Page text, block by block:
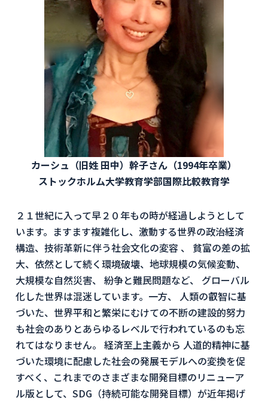
カーシュ（旧姓 田中）幹子さん（1994年卒業）
ストックホルム大学教育学部国際比較教育学
２１世紀に入って早２０年もの時が経過しようとして
います。ますます複雑化し、激動する世界の政治経済
構造、技術革新に伴う社会文化の変容 、 貧富の差の拡
大、依然として続く環境破壊、地球規模の気候変動、
大規模な自然災害、 紛争と難民問題など、 グローバル
化した世界は混迷しています。一方、 人類の叡智に基
づいた、世界平和と繁栄にむけての不断の建設的努力
も社会のありとあらゆるレベルで行われているのも忘
れてはなりません。 経済至上主義から 人道的精神に基
づいた環境に配慮した社会の発展モデルへの変換を促
すべく、これまでのさまざまな開発目標のリニューア
ル版として、SDG（持続可能な開発目標）が近年掲げ